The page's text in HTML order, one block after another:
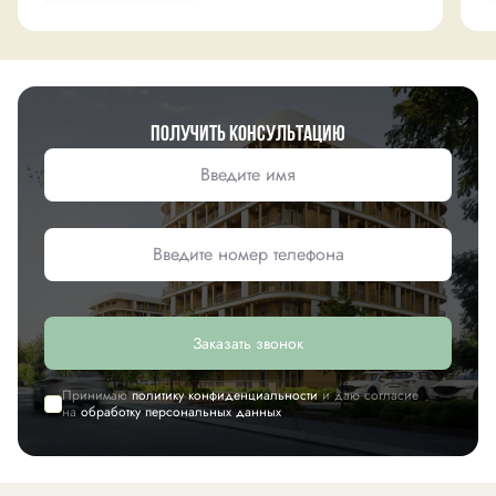
Получить консультацию
Заказать звонок
Принимаюполитику конфиденциальностии даю согласие
наобработку персональных данных